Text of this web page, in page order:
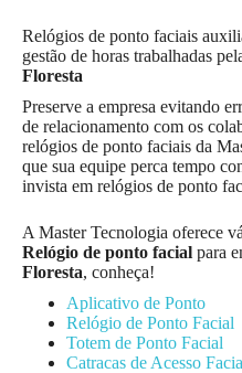
Relógios de ponto faciais
gestão de horas trabalhadas
Floresta
Preserve a empresa evitando
de relacionamento com os
relógios de ponto faciais da
que sua equipe perca tempo
invista em relógios de ponto
A Master Tecnologia oferece
Relógio de ponto facial para
Floresta, conheça!
Aplicativo de Ponto
Relógio de Ponto Facial
Totem de Ponto Facial
Catracas de Acesso